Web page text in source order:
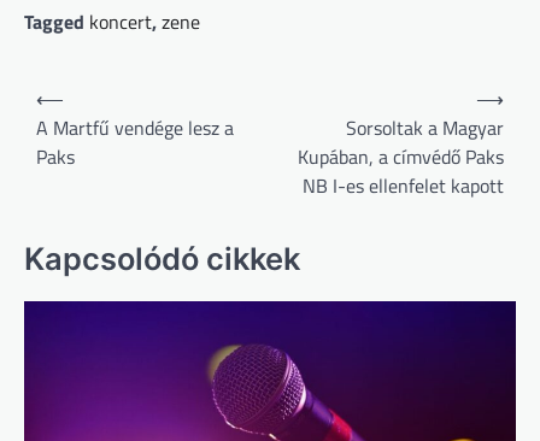
Tagged koncert,zene
Bejegyzés
navigáció
⟵
A Martfű vendége lesz a
Paks
Sorsoltak a Magyar
Kupában, a címvédő Paks
NB I-es ellenfelet kapott
⟶
Kapcsolódó cikkek